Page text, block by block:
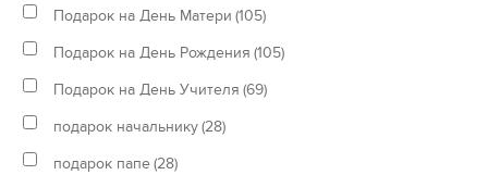
Подарок на День Матери (105)
Подарок на День Рождения (105)
Подарок на День Учителя (69)
подарок начальнику(28)
подарок папе(28)